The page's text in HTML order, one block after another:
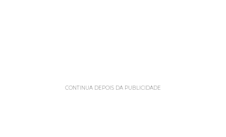
CONTINUA DEPOIS DA PUBLICIDADE